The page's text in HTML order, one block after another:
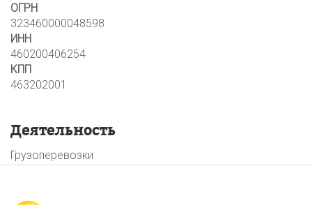
ОГРН
323460000048598
ИНН
460200406254
КПП
463202001
Деятельность
Грузоперевозки